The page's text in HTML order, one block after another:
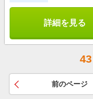
詳細を見る
43
前のページ